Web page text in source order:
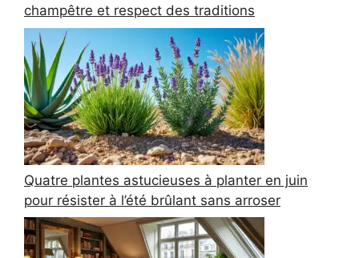
champêtre et respect des traditions
Quatre plantes astucieuses à planter en juin
pour résister à l’été brûlant sans arroser